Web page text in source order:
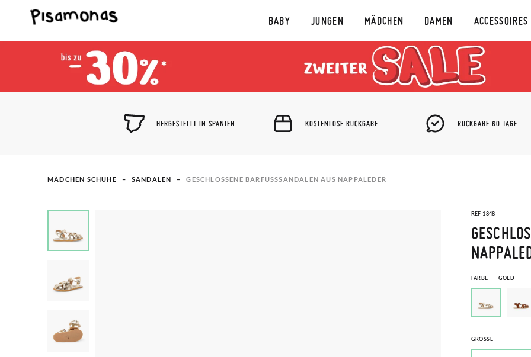
BABY JUNGEN MÄDCHEN DAMEN ACCESSOIRES
HERGESTELLT IN SPANIEN KOSTENLOSE RÜCKGABE RÜCKGABE 60 TAGE
MÄDCHEN SCHUHE SANDALEN GESCHLOSSENE BARFUSSSANDALEN AUS NAPPALEDER
REF 1848
FARBE GOLD
GRÖSSE